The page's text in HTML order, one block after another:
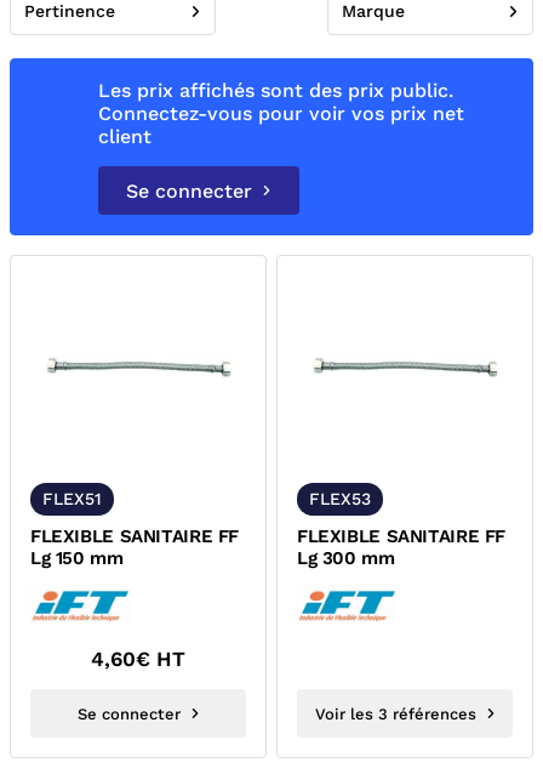
Pertinence Marque
Les prix affichés sont des prix public.
Connectez-vous pour voir vos prix net
client
Se connecter
FLEX51
FLEXIBLE SANITAIRE FF
Lg 150 mm
4,60€ HT
Se connecter
FLEX53
FLEXIBLE SANITAIRE FF
Lg 300 mm
Voir les 3 références